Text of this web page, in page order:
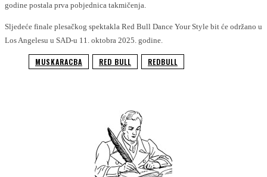
godine postala prva pobjednica takmičenja.
Sljedeće finale plesačkog spektakla Red Bull Dance Your Style bit će održano u
Los Angelesu u SAD-u 11. oktobra 2025. godine.
MUSKARACBA RED BULL REDBULL